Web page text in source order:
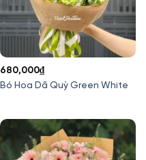
Bó Hoa Dã Quỳ Green White
680,000₫